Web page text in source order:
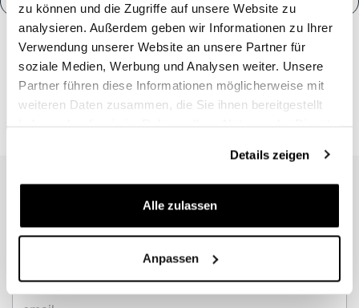
zu können und die Zugriffe auf unsere Website zu
analysieren. Außerdem geben wir Informationen zu Ihrer
Verwendung unserer Website an unsere Partner für
soziale Medien, Werbung und Analysen weiter. Unsere
Partner führen diese Informationen möglicherweise mit
weiteren Daten zusammen, die Sie ihnen bereitgestellt
Details zeigen
Alle zulassen
Anpassen
EMAIL NEWSLETTER
Abonnieren Sie unseren Newsletter